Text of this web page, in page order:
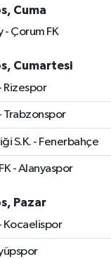
Cuma
- Çorum FK
Cumartesi
Rizespor
Trabzonspor
S.K. - Fenerbahçe
- Alanyaspor
Pazar
Kocaelispor